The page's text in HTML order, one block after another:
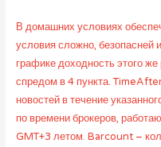
В домашних условиях
условия сложно, безопасней
графике доходность этого
спредом в 4 пункта.
новостей в течение
по времени брокеров,
GMT+3 летом. Barcount –